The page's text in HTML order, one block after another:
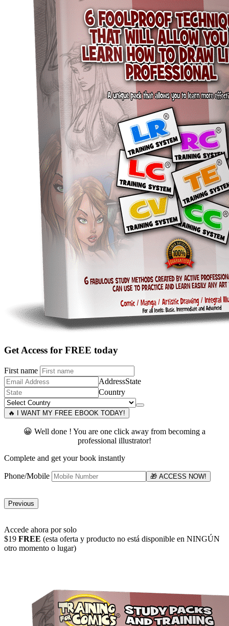
Get Access for FREE today
First name
AddressState
Country
🔥 I WANT MY FREE EBOOK TODAY!
😀 Well done ! You are one click away from becoming a
professional illustrator!
Complete and get your book instantly
Phone/Mobile 🎁 ACCESS NOW!
Previous
Accede ahora por solo
$19 FREE (esta oferta y producto no está disponible en NINGÚN
otro momento o lugar)